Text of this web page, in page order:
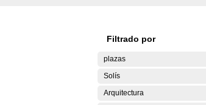
Filtrado por
plazas
Solís
Arquitectura